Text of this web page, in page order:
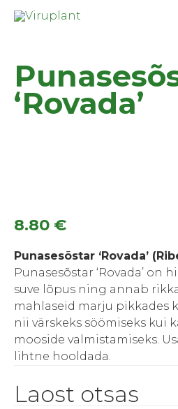
‘Rovada’
8.80 €
Punasesõstar ‘Rovada’
Punasesõstar ‘Rovada’ on
suve lõpus ning annab
mahlaseid marju pikkades
nii värskeks söömiseks kui
mooside valmistamiseks.
lihtne hooldada.
Laost otsas